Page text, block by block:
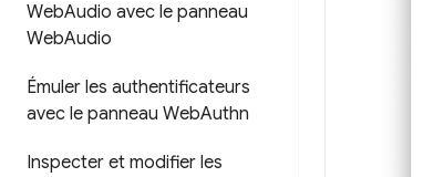
WebAudio avec le panneau
WebAudio
Émuler les authentificateurs
avec le panneau WebAuthn
Inspecter et modifier les